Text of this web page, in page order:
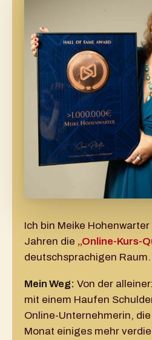
Ich bin Meike
Jahren die „Online-Kurs-
deutschsprachigen Raum.
Mein Weg: Von der
mit einem Haufen
Online-Unternehmerin,
Monat einiges mehr